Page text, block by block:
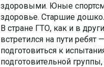
здоровыми. Юные
здоровье. Старшие
В стране ГТО, как и в
встретился на пути ребят —
подготовиться к
подготовительной